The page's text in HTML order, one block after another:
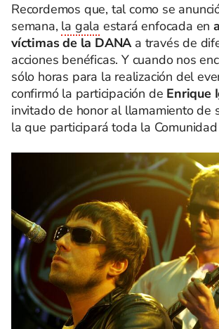
Recordemos que, tal como se
semana, la gala estará enfocada en
víctimas de la DANA a través de
acciones benéficas. Y cuando nos
sólo horas para la realización del
confirmó la participación de Enrique
invitado de honor al llamamiento de
la que participará toda la